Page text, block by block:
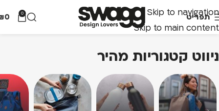
Skip to navigation
Skip to main content
תפריט 0
0
ניווט קטגוריות מהיר